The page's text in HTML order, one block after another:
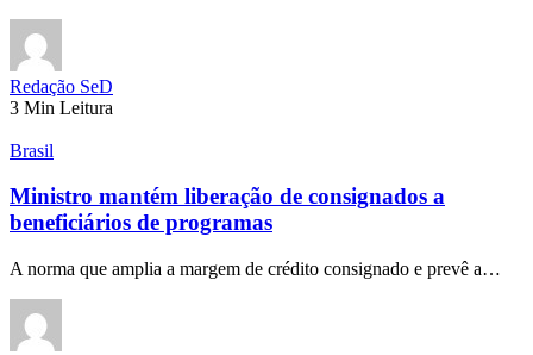
Redação SeD
3 Min Leitura
Brasil
Ministro mantém liberação de consignados a
beneficiários de programas
A norma que amplia a margem de crédito consignado e prevê a…